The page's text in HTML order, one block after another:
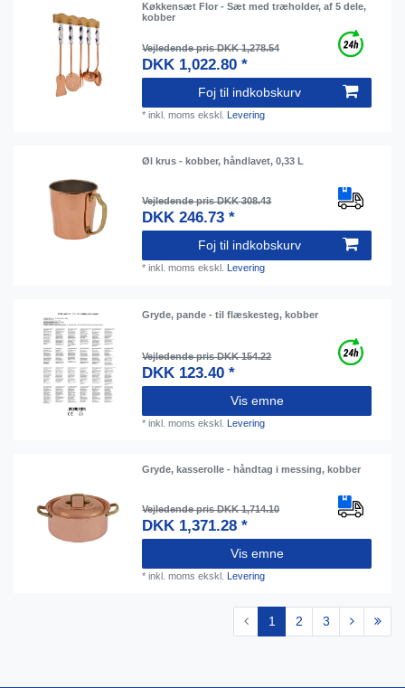
Køkkensæt Flor - Sæt med træholder, af 5 dele,
kobber
Vejledende pris DKK 1,278.54
DKK 1,022.80 *
Foj til indkobskurv
*inkl. moms ekskl. Levering
Øl krus - kobber, håndlavet, 0,33 L
Vejledende pris DKK 308.43
DKK 246.73 *
Foj til indkobskurv
*inkl. moms ekskl. Levering
Gryde, pande - til flæskesteg, kobber
Vejledende pris DKK 154.22
DKK 123.40 *
Vis emne
*inkl. moms ekskl. Levering
Gryde, kasserolle - håndtag i messing, kobber
Vejledende pris DKK 1,714.10
DKK 1,371.28 *
Vis emne
*inkl. moms ekskl. Levering
1 2 3